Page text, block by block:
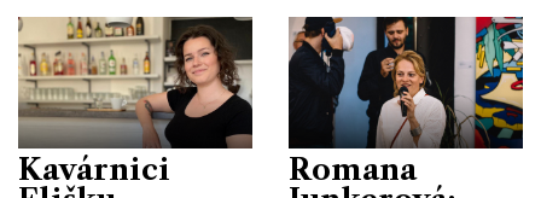
Kavárnici
Romana